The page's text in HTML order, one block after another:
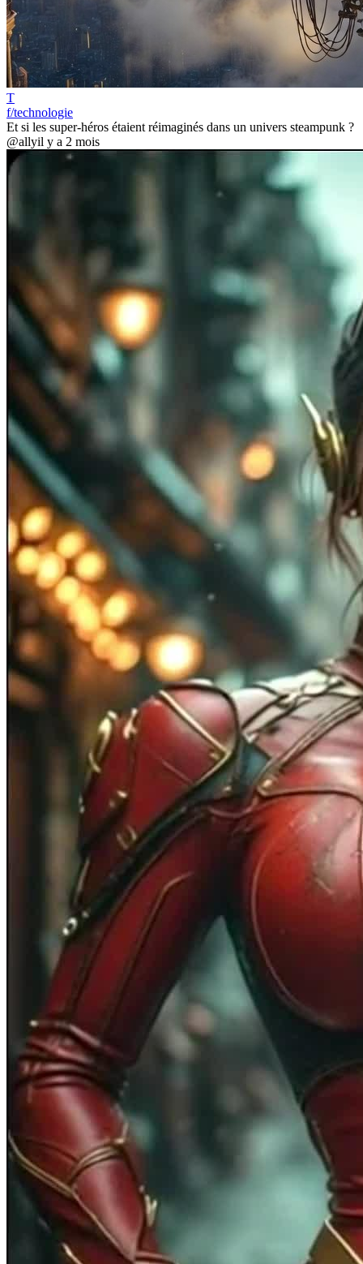
T
f/technologie
Et si les super-héros étaient réimaginés dans un univers steampunk ?
@allyil y a 2 mois